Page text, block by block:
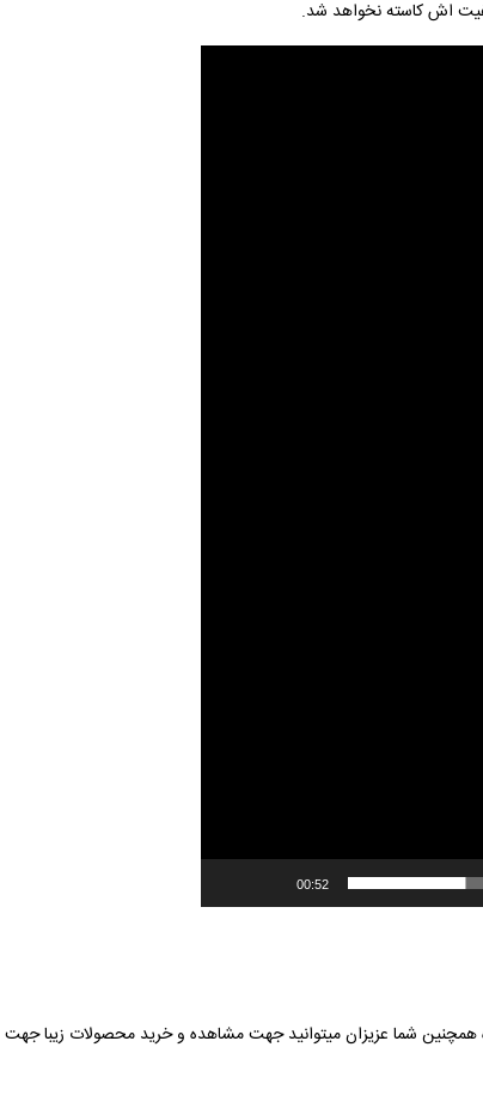
اش کاسته نخواهد شد.
00:52
همچنین شما عزیزان میتوانید جهت مشاهده و خرید محصولات زیبا جهت